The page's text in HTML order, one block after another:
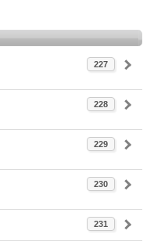
227
228
229
230
231